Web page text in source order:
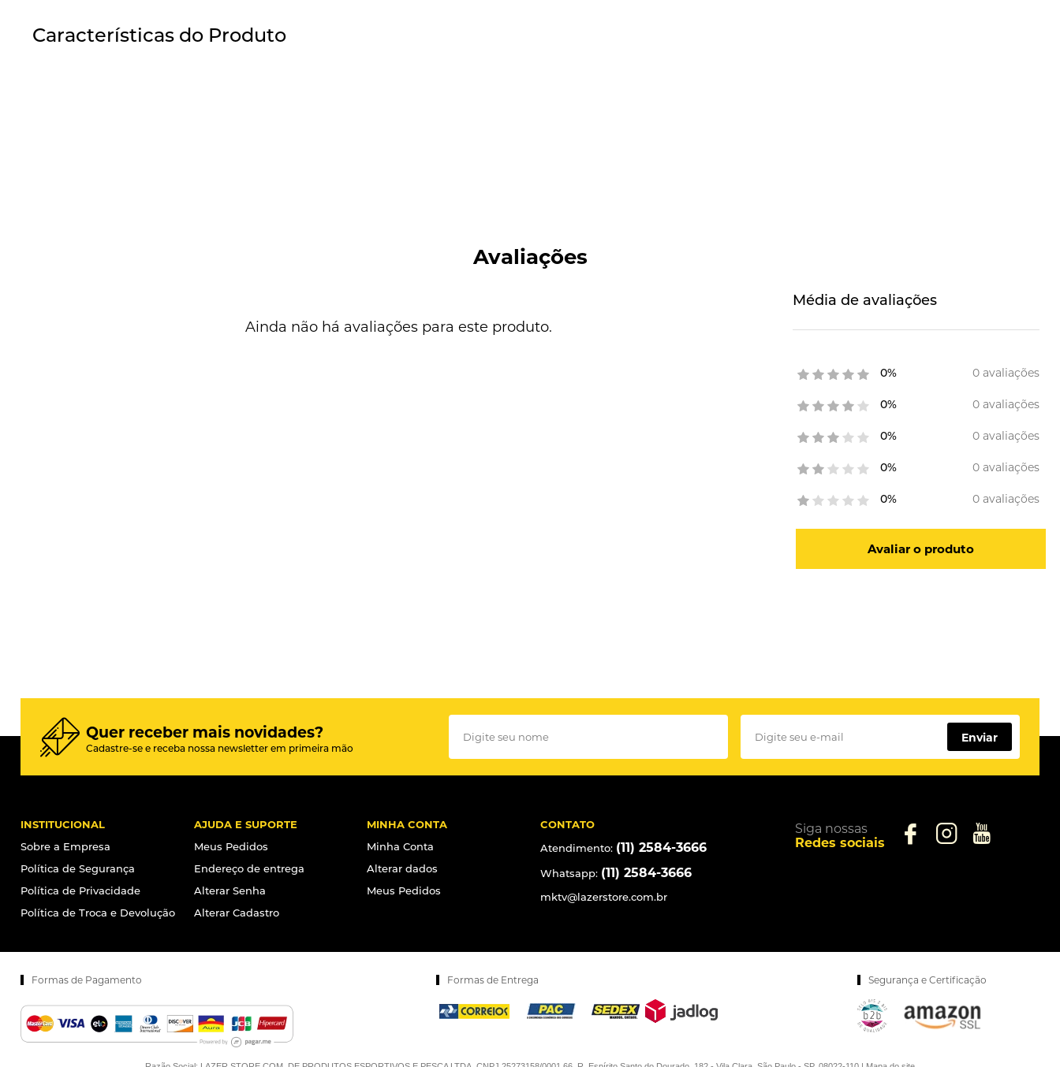
Características do Produto
Avaliações
Ainda não há avaliações para este produto.
Média de avaliações
0% 0 avaliações
0% 0 avaliações
0% 0 avaliações
0% 0 avaliações
0% 0 avaliações
Avaliar o produto
Quer receber mais novidades?
Cadastre-se e receba nossa newsletter em primeira mão
Enviar
INSTITUCIONAL
Sobre a Empresa
Política de Segurança
Política de Privacidade
Política de Troca e Devolução
AJUDA E SUPORTE
Meus Pedidos
Endereço de entrega
Alterar Senha
Alterar Cadastro
MINHA CONTA
Minha Conta
Alterar dados
Meus Pedidos
CONTATO
Atendimento: (11) 2584-3666
Whatsapp: (11) 2584-3666
mktv@lazerstore.com.br
Siga nossas
Redes sociais
Formas de Pagamento Formas de Entrega Segurança e Certificação